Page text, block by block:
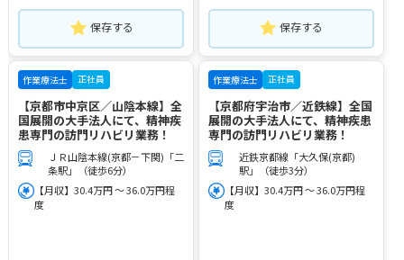
保存する 保存する
作業療法士 正社員
【京都市中京区／山陰本線】全
国展開の大手法人にて、精神疾
患専門の訪門リハビリ業務！
ＪＲ山陰本線(京都－下関)「二
条駅」（徒歩6分）
【月収】30.4万円 ～ 36.0万円程
度
作業療法士 正社員
【京都府宇治市／近鉄線】全国
展開の大手法人にて、精神疾患
専門の訪門リハビリ業務！
近鉄京都線「大久保(京都)
駅」（徒歩3分）
【月収】30.4万円 ～ 36.0万円程
度